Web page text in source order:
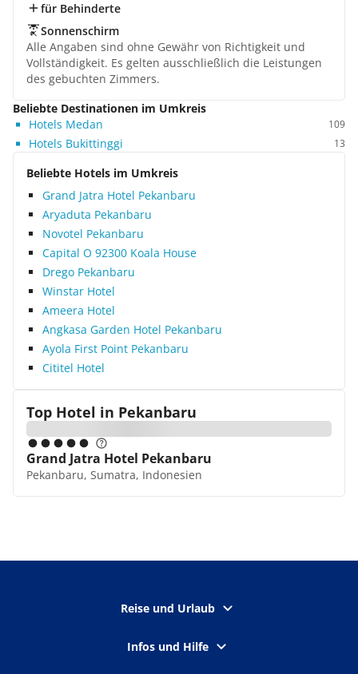
für Behinderte
Sonnenschirm
Alle Angaben sind ohne Gewähr von Richtigkeit und
Vollständigkeit. Es gelten ausschließlich die Leistungen
des gebuchten Zimmers.
Beliebte Destinationen im Umkreis
Hotels Medan
109
Hotels Bukittinggi 13
Beliebte Hotels im Umkreis
Grand Jatra Hotel Pekanbaru
Aryaduta Pekanbaru
Novotel Pekanbaru
Capital O 92300 Koala House
Drego Pekanbaru
Winstar Hotel
Ameera Hotel
Angkasa Garden Hotel Pekanbaru
Ayola First Point Pekanbaru
Cititel Hotel
Top Hotel in Pekanbaru
Grand Jatra Hotel Pekanbaru
Pekanbaru, Sumatra, Indonesien
Reise und Urlaub
Infos und Hilfe